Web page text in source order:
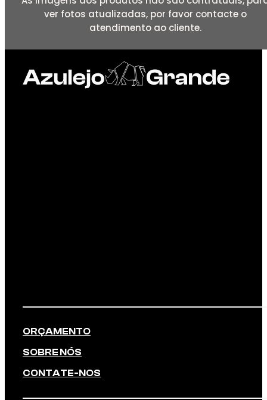
ver fotos atualizadas, por favor contacte o
atendimento ao cliente.
ORÇAMENTO
SOBRE NÓS
CONTATE-NOS